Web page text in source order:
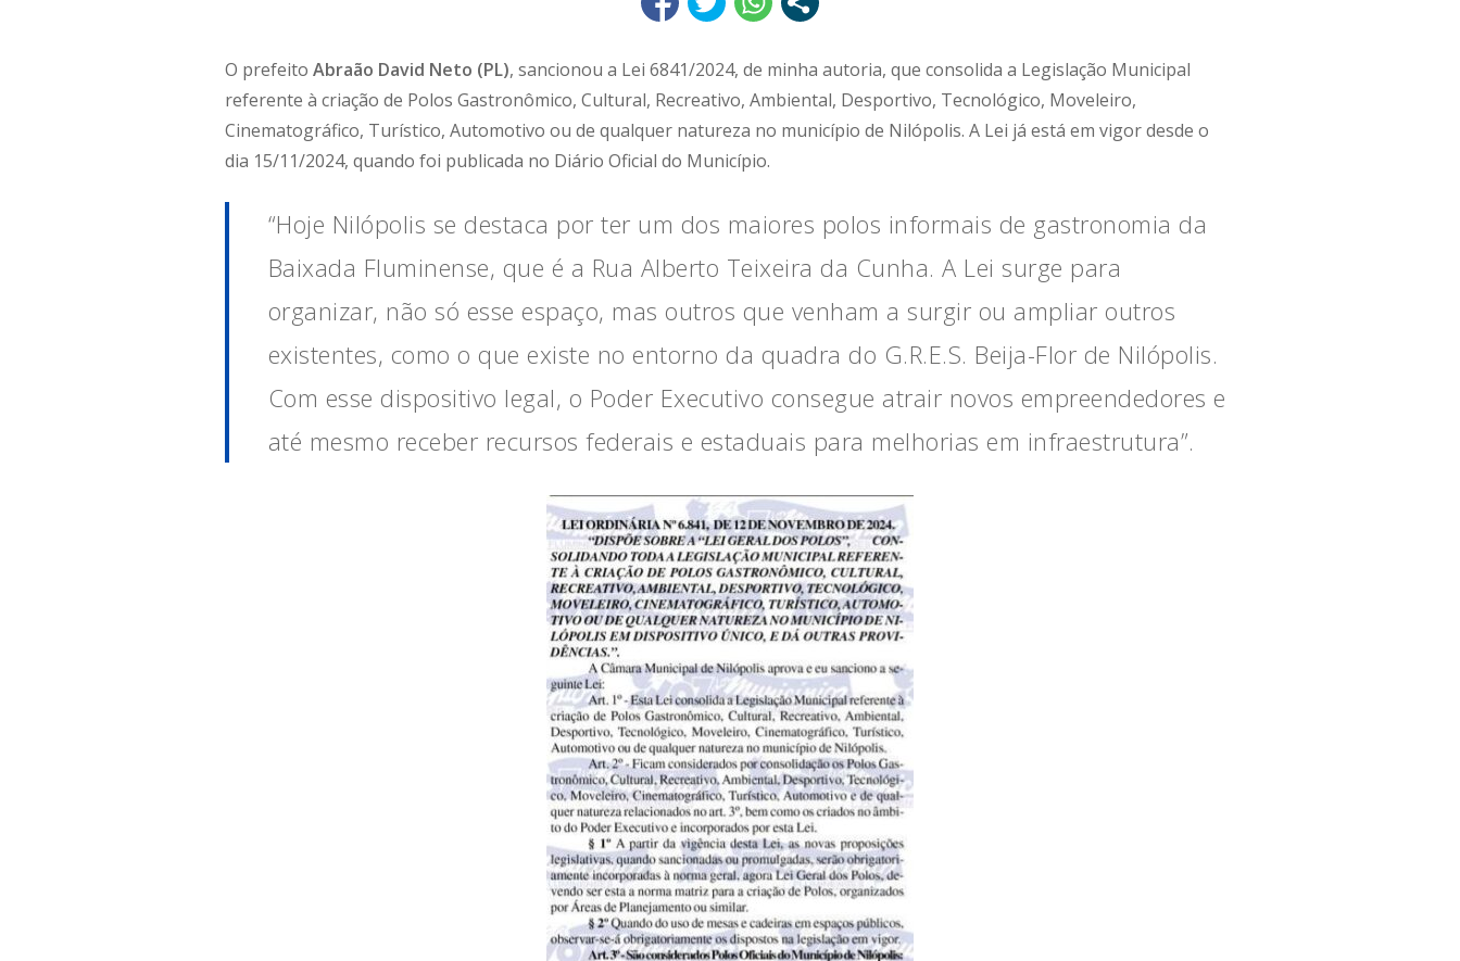
O prefeito Abraão David Neto (PL), sancionou a Lei 6841/2024, de minha autoria, que consolida a Legislação Municipal
referente à criação de Polos Gastronômico, Cultural, Recreativo, Ambiental, Desportivo, Tecnológico, Moveleiro,
Cinematográfico, Turístico, Automotivo ou de qualquer natureza no município de Nilópolis. A Lei já está em vigor desde o
dia 15/11/2024, quando foi publicada no Diário Oficial do Município.
“Hoje Nilópolis se destaca por ter um dos maiores polos informais de gastronomia da
Baixada Fluminense, que é a Rua Alberto Teixeira da Cunha. A Lei surge para
organizar, não só esse espaço, mas outros que venham a surgir ou ampliar outros
existentes, como o que existe no entorno da quadra do G.R.E.S. Beija-Flor de Nilópolis.
Com esse dispositivo legal, o Poder Executivo consegue atrair novos empreendedores e
até mesmo receber recursos federais e estaduais para melhorias em infraestrutura”.